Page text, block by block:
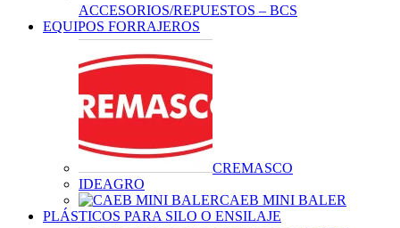
ACCESORIOS/REPUESTOS – BCS
EQUIPOS FORRAJEROS
CREMASCO
IDEAGRO
CAEB MINI BALER
PLÁSTICOS PARA SILO O ENSILAJE